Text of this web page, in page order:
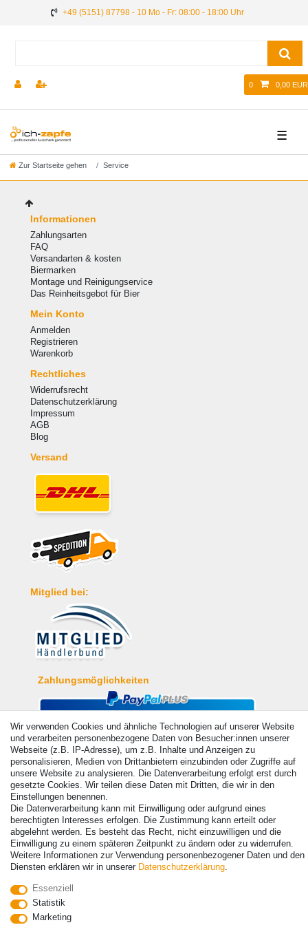
+49 (5151) 87798 - 10 Mo - Fr: 08:00 - 18:00 Uhr
0 0,00 EUR
☰
Zur Startseite gehen Service
Informationen
Zahlungsarten
FAQ
Versandarten & kosten
Biermarken
Montage und Reinigungservice
Das Reinheitsgebot für Bier
Mein Konto
Anmelden
Registrieren
Warenkorb
Rechtliches
Widerrufsrecht
Datenschutzerklärung
Impressum
AGB
Blog
Versand
Mitglied bei:
Zahlungsmöglichkeiten
Wir verwenden Cookies und ähnliche Technologien auf unserer Website
und verarbeiten personenbezogene Daten von Besucher:innen unserer
Webseite (z.B. IP-Adresse), um z.B. Inhalte und Anzeigen zu
personalisieren, Medien von Drittanbietern einzubinden oder Zugriffe auf
unsere Website zu analysieren. Die Datenverarbeitung erfolgt erst durch
gesetzte Cookies. Wir teilen diese Daten mit Dritten, die wir in den
Einstellungen benennen.
Die Datenverarbeitung kann mit Einwilligung oder aufgrund eines
berechtigten Interesses erfolgen. Die Zustimmung kann erteilt oder
abgelehnt werden. Es besteht das Recht, nicht einzuwilligen und die
Einwilligung zu einem späteren Zeitpunkt zu ändern oder zu widerrufen.
Weitere Informationen zur Verwendung personenbezogener Daten und den
Diensten erklären wir in unserer Daten­schutz­erklärung.
Essenziell
Statistik
Marketing